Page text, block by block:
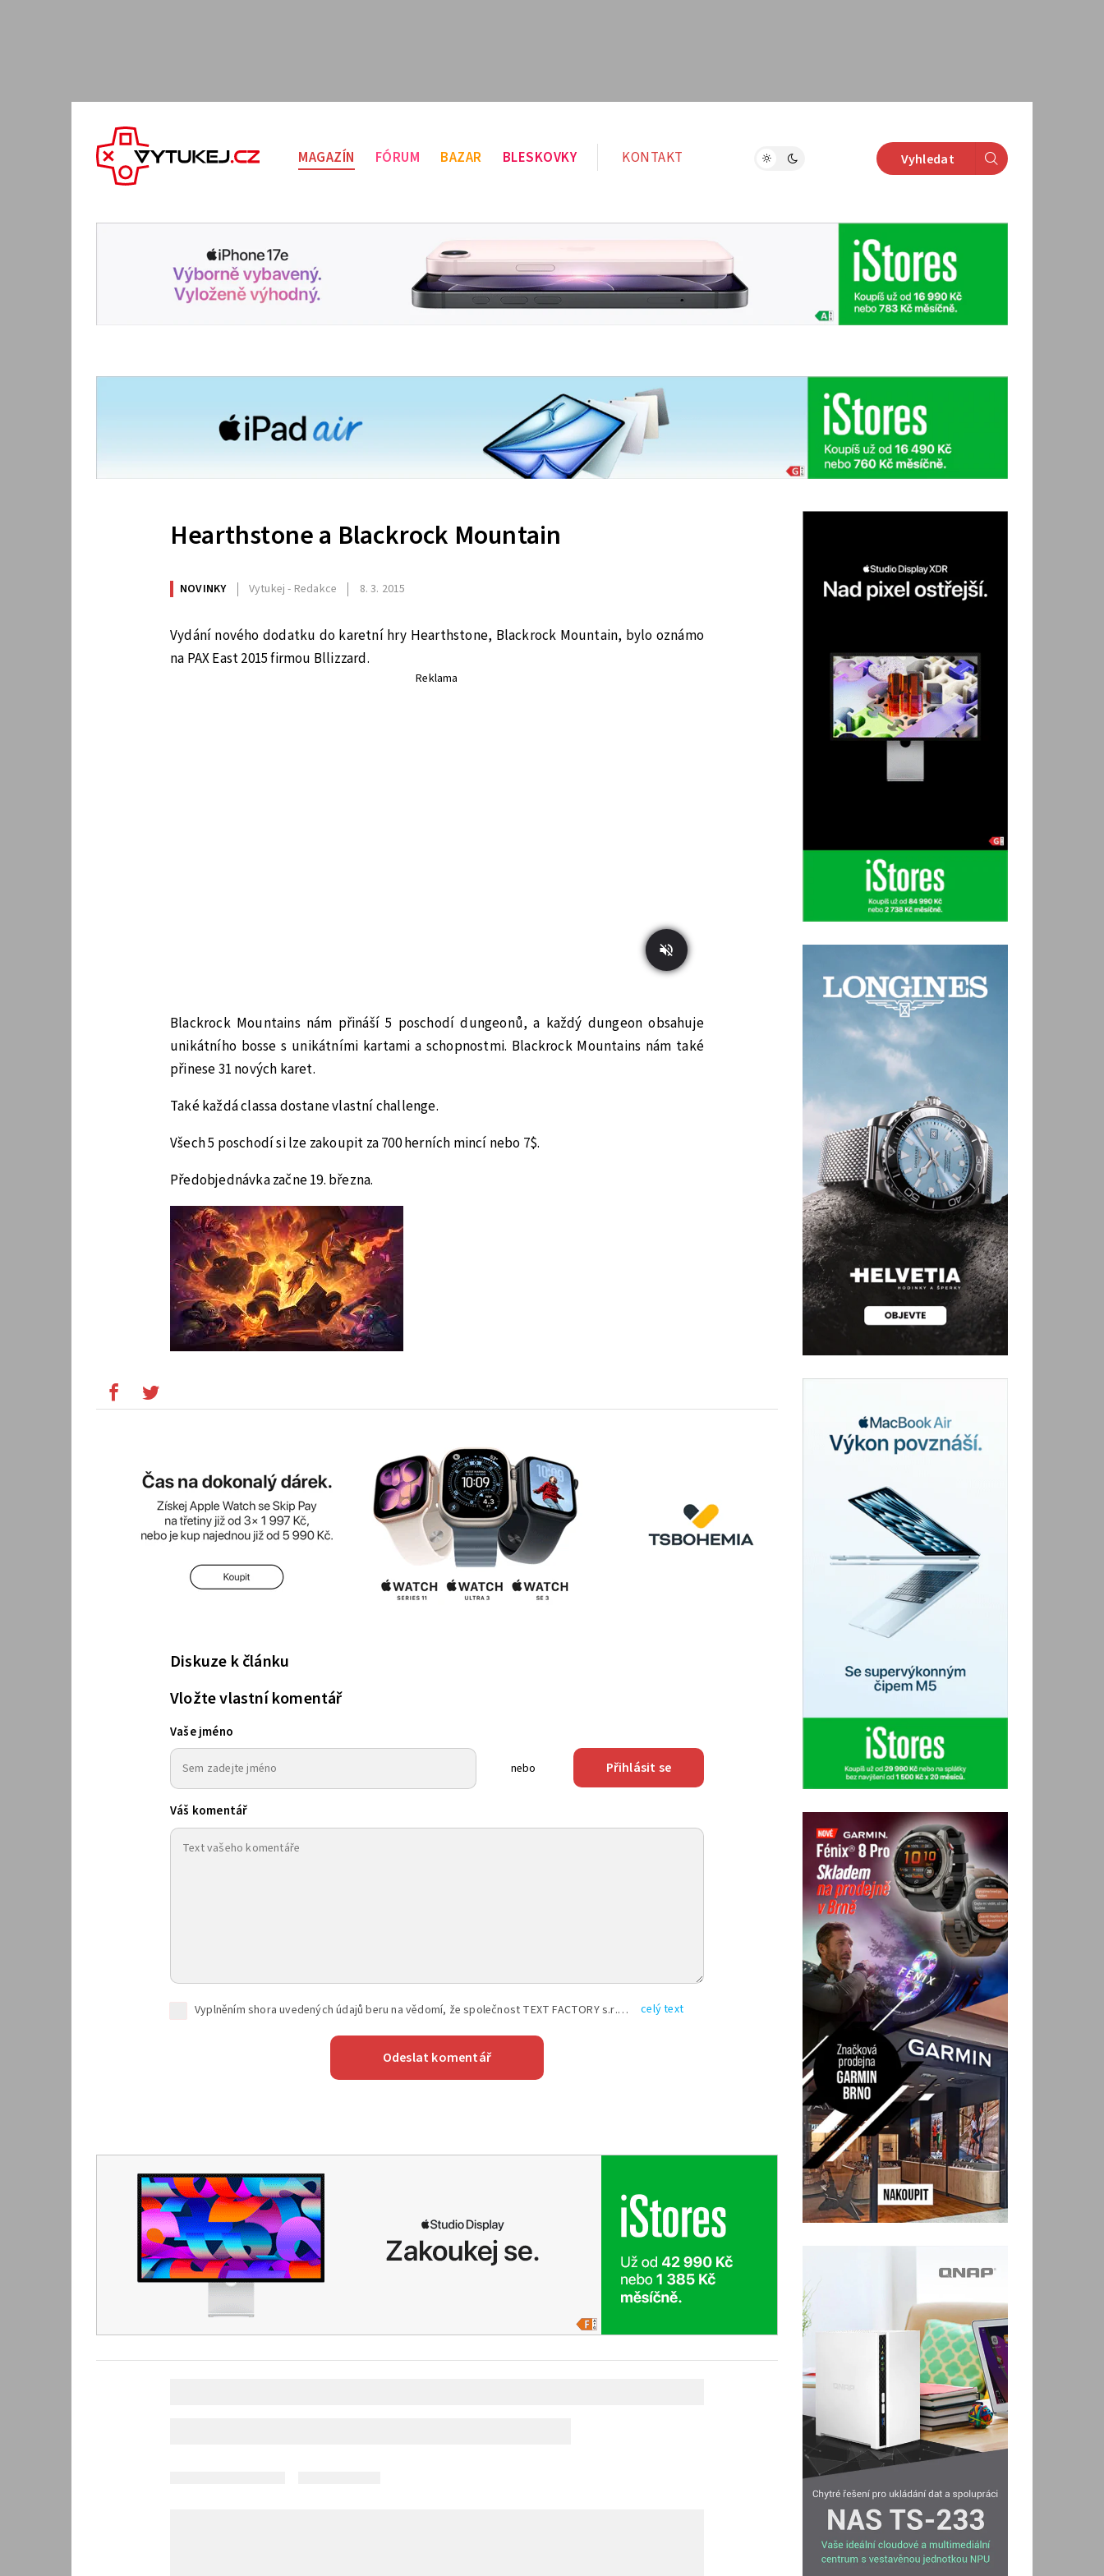
MAGAZÍN FÓRUM BAZAR BLESKOVKY KONTAKT Vyhledat
Hearthstone a Blackrock Mountain
NOVINKY Vytukej - Redakce 8. 3. 2015
Vydání nového dodatku do karetní hry Hearthstone, Blackrock Mountain, bylo oznámo
na PAX East 2015 firmou Bllizzard.
Reklama
Blackrock Mountains nám přináší 5 poschodí dungeonů, a každý dungeon obsahuje
unikátního bosse s unikátními kartami a schopnostmi. Blackrock Mountains nám také
přinese 31 nových karet.
Také každá classa dostane vlastní challenge.
Všech 5 poschodí si lze zakoupit za 700 herních mincí nebo 7$.
Předobjednávka začne 19. března.
Diskuze k článku
Vložte vlastní komentář
Vaše jméno
nebo Přihlásit se
Váš komentář
Vyplněním shora uvedených údajů beru na vědomí, že společnost TEXT FACTORY s.r.o., sídlem Brno, Durďákova 336/29, Černá Pole, PSČ: 613 00, IČ: 06157831, zapsané u Krajského soudu v Brně, oddíl C, vložka 100399, bude zpracovávat mé osobní údaje uvedené v rámci mnou vyplněného registračního formuláře na základě oprávněných zájmů TEXT FACTORY s.r.o. dle čl. 6 odst. 1 písm. f) GDPR a pro splnění právních povinností (čl. 6 odst. 1 písm. c) GDPR), a to pro tyto účely: nezbytnost zajistit oprávnění návštěvníka webových stránek provozovaných společností TEXT FACTORY s.r.o. přispívat aktivně ke zveřejněným článkům nebo v rámci diskusních fór a výkon práv TEXT FACTORY s.r.o. jako administrátora těchto diskusních fór. Více informací o zpracování osobních údajů a právech lze nalézt v celý text